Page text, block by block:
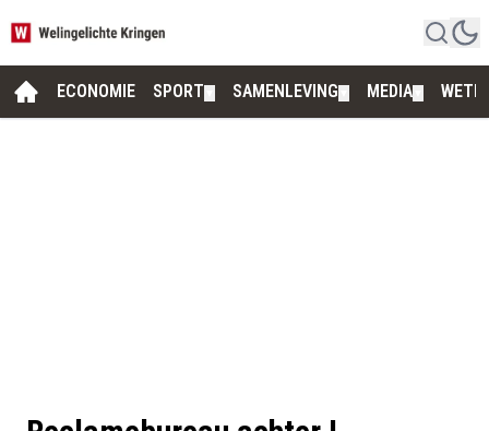
ECONOMIE SPORT SAMENLEVING MEDIA